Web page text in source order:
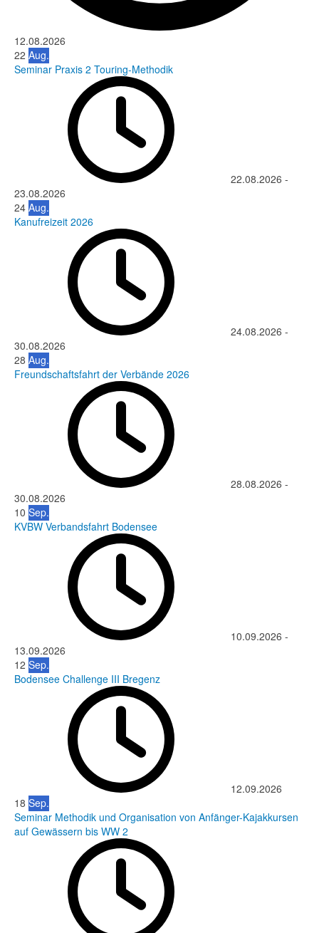
12.08.2026
22 Aug.
Seminar Praxis 2 Touring-Methodik
22.08.2026 -
23.08.2026
24 Aug.
Kanufreizeit 2026
24.08.2026 -
30.08.2026
28 Aug.
Freundschaftsfahrt der Verbände 2026
28.08.2026 -
30.08.2026
10 Sep.
KVBW Verbandsfahrt Bodensee
10.09.2026 -
13.09.2026
12 Sep.
Bodensee Challenge III Bregenz
12.09.2026
18 Sep.
Seminar Methodik und Organisation von Anfänger-Kajakkursen
auf Gewässern bis WW 2